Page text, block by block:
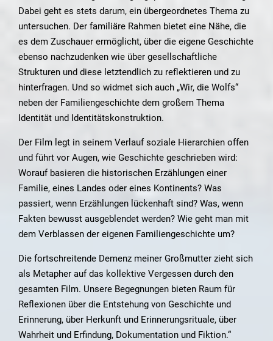
Dabei geht es stets darum, ein übergeordnetes Thema zu
untersuchen. Der familiäre Rahmen bietet eine Nähe, die
es dem Zuschauer ermöglicht, über die eigene Geschichte
ebenso nachzudenken wie über gesellschaftliche
Strukturen und diese letztendlich zu reflektieren und zu
hinterfragen. Und so widmet sich auch „Wir, die Wolfs“
neben der Familiengeschichte dem großem Thema
Identität und Identitätskonstruktion.
Der Film legt in seinem Verlauf soziale Hierarchien offen
und führt vor Augen, wie Geschichte geschrieben wird:
Worauf basieren die historischen Erzählungen einer
Familie, eines Landes oder eines Kontinents? Was
passiert, wenn Erzählungen lückenhaft sind? Was, wenn
Fakten bewusst ausgeblendet werden? Wie geht man mit
dem Verblassen der eigenen Familiengeschichte um?
Die fortschreitende Demenz meiner Großmutter zieht sich
als Metapher auf das kollektive Vergessen durch den
gesamten Film. Unsere Begegnungen bieten Raum für
Reflexionen über die Entstehung von Geschichte und
Erinnerung, über Herkunft und Erinnerungsrituale, über
Wahrheit und Erfindung, Dokumentation und Fiktion.“